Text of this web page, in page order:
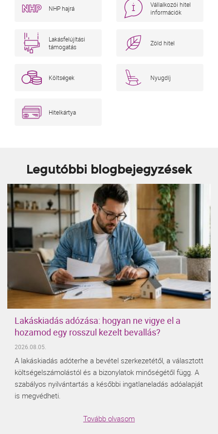
NHP hajrá
Vállalkozói hitel
információk
Lakásfelújítási
támogatás
Zöld hitel
Költségek Nyugdíj
Hitelkártya
Legutóbbi blogbejegyzések
Lakáskiadás adózása: hogyan ne vigye el a
hozamod egy rosszul kezelt bevallás?
2026.08.05.
A lakáskiadás adóterhe a bevétel szerkezetétől, a választott
költségelszámolástól és a bizonylatok minőségétől függ. A
szabályos nyilvántartás a későbbi ingatlaneladás adóalapját
is megvédheti.
Tovább olvasom